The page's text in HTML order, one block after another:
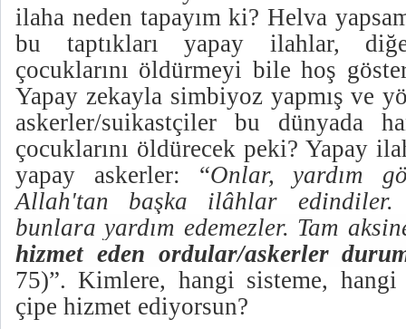
ilaha neden tapayım ki? Helva
bu taptıkları yapay ilahlar,
çocuklarını öldürmeyi bile hoş
Yapay zekayla simbiyoz yapmış ve
askerler/suikastçiler bu dünyada
çocuklarını öldürecek peki? Yapay
yapay askerler: “Onlar, yardım
Allah'tan başka ilâhlar
bunlara yardım edemezler. Tam
hizmet eden ordular/askerler
75)”. Kimlere, hangi sisteme,
çipe hizmet ediyorsun?